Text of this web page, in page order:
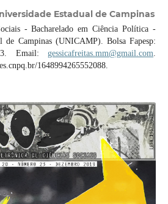
Estadual de Campinas
- Bacharelado em Ciência Política -
de Campinas (UNICAMP). Bolsa Fapesp:
3. Email:gessicafreitas.mm@gmail.com.
1648994265552088.